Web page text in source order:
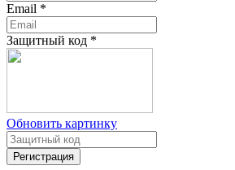
Email *
Защитный код *
Обновить картинку